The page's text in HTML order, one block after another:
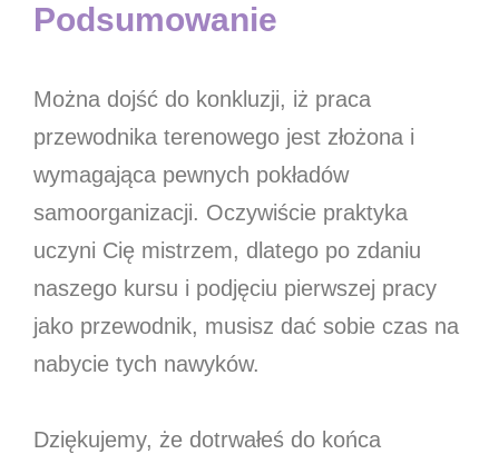
Podsumowanie
Można dojść do konkluzji, iż praca
przewodnika terenowego jest złożona i
wymagająca pewnych pokładów
samoorganizacji. Oczywiście praktyka
uczyni Cię mistrzem, dlatego po zdaniu
naszego kursu i podjęciu pierwszej pracy
jako przewodnik, musisz dać sobie czas na
nabycie tych nawyków.
Dziękujemy, że dotrwałeś do końca